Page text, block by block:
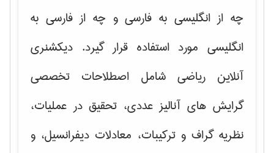
چه از انگلیسی به فارسی و چه از فارسی به
انگلیسی مورد استفاده قرار گیرد. دیکشنری
آنلاین ریاضی شامل اصطلاحات تخصصی
گرایش های آنالیز عددی، تحقیق در عملیات،
نظریه گراف و تركیبات، معادلات دیفرانسیل، و